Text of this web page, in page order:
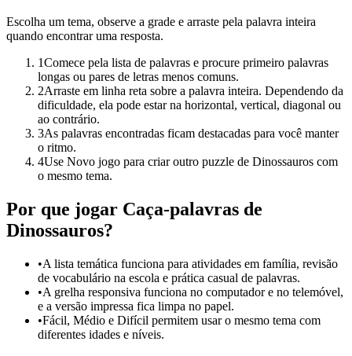
Escolha um tema, observe a grade e arraste pela palavra inteira
quando encontrar uma resposta.
1Comece pela lista de palavras e procure primeiro palavras
longas ou pares de letras menos comuns.
2Arraste em linha reta sobre a palavra inteira. Dependendo da
dificuldade, ela pode estar na horizontal, vertical, diagonal ou
ao contrário.
3As palavras encontradas ficam destacadas para você manter
o ritmo.
4Use Novo jogo para criar outro puzzle de Dinossauros com
o mesmo tema.
Por que jogar Caça-palavras de
Dinossauros?
•A lista temática funciona para atividades em família, revisão
de vocabulário na escola e prática casual de palavras.
•A grelha responsiva funciona no computador e no telemóvel,
e a versão impressa fica limpa no papel.
•Fácil, Médio e Difícil permitem usar o mesmo tema com
diferentes idades e níveis.